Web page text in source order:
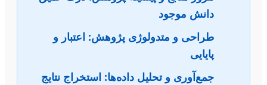
دانش موجود
طراحی و متدولوژی پژوهش: اعتبار و
پایایی
جمع‌آوری و تحلیل داده‌ها: استخراج نتایج